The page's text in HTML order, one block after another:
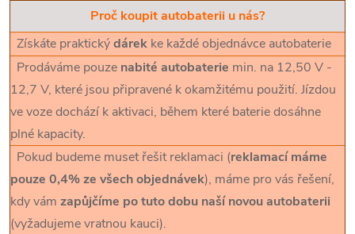
Proč koupit autobaterii u nás?
Získáte praktickýdárek ke každé objednávce autobaterie
Prodáváme pouze nabité autobaterie min. na 12,50 V -
12,7 V, které jsou připravené k okamžitému použití. Jízdou
ve voze dochází k aktivaci, během které baterie dosáhne
plné kapacity.
Pokud budeme muset řešit reklamaci (reklamací máme
pouze 0,4% ze všech objednávek), máme pro vás řešení,
kdy vám zapůjčíme po tuto dobu naší novou autobaterii
(vyžadujeme vratnou kauci).